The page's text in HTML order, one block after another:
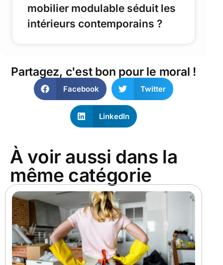
mobilier modulable séduit les
intérieurs contemporains ?
Partagez, c'est bon pour le moral !
Facebook Twitter
LinkedIn
À voir aussi dans la
même catégorie